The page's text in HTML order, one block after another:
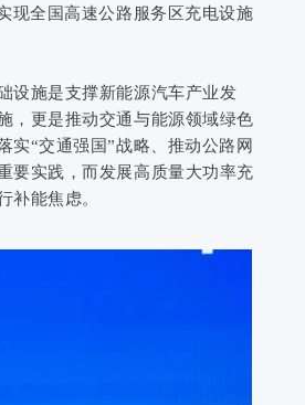
现全国高速公路服务区充电设施
设施是支撑新能源汽车产业发
，更是推动交通与能源领域绿色
实“交通强国”战略、推动公路网
要实践，而发展高质量大功率充
补能焦虑。